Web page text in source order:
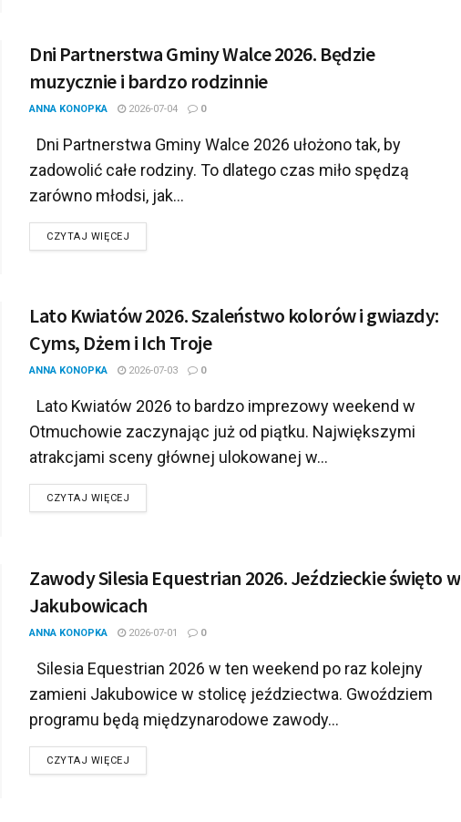
Dni Partnerstwa Gminy Walce 2026. Będzie
muzycznie i bardzo rodzinnie
ANNA KONOPKA 2026-07-04 0
Dni Partnerstwa Gminy Walce 2026 ułożono tak, by
zadowolić całe rodziny. To dlatego czas miło spędzą
zarówno młodsi, jak...
CZYTAJ WIĘCEJ
Lato Kwiatów 2026. Szaleństwo kolorów i gwiazdy:
Cyms, Dżem i Ich Troje
ANNA KONOPKA 2026-07-03 0
Lato Kwiatów 2026 to bardzo imprezowy weekend w
Otmuchowie zaczynając już od piątku. Największymi
atrakcjami sceny głównej ulokowanej w...
CZYTAJ WIĘCEJ
Zawody Silesia Equestrian 2026. Jeździeckie święto w
Jakubowicach
ANNA KONOPKA 2026-07-01 0
Silesia Equestrian 2026 w ten weekend po raz kolejny
zamieni Jakubowice w stolicę jeździectwa. Gwoździem
programu będą międzynarodowe zawody...
CZYTAJ WIĘCEJ